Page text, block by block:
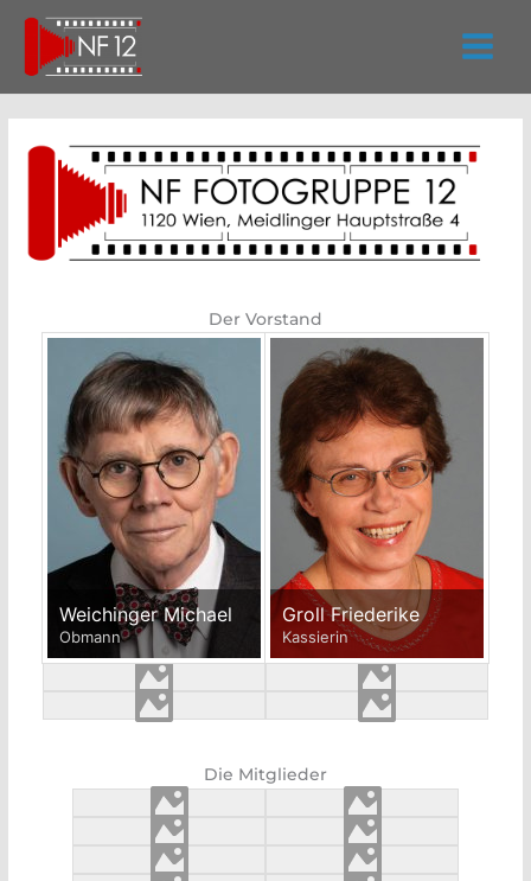
springen
Der Vorstand
Weichinger Michael
Obmann
Groll Friederike
Kassierin
Die Mitglieder